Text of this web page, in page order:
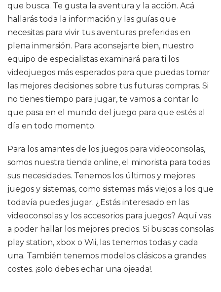
que busca. Te gusta la aventura y la acción. Acá
hallarás toda la información y las guías que
necesitas para vivir tus aventuras preferidas en
plena inmersión. Para aconsejarte bien, nuestro
equipo de especialistas examinará para ti los
videojuegos más esperados para que puedas tomar
las mejores decisiones sobre tus futuras compras. Si
no tienes tiempo para jugar, te vamos a contar lo
que pasa en el mundo del juego para que estés al
día en todo momento.
Para los amantes de los juegos para videoconsolas,
somos nuestra tienda online, el minorista para todas
sus necesidades. Tenemos los últimos y mejores
juegos y sistemas, como sistemas más viejos a los que
todavía puedes jugar. ¿Estás interesado en las
videoconsolas y los accesorios para juegos? Aquí vas
a poder hallar los mejores precios. Si buscas consolas
play station, xbox o Wii, las tenemos todas y cada
una. También tenemos modelos clásicos a grandes
costes. ¡solo debes echar una ojeada!.